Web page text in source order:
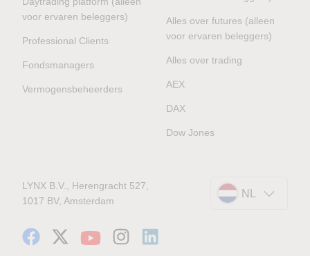
voor ervaren beleggers)
Professional Clients
Fondsmanagers
Vermogensbeheerders
Alles over futures (alleen
voor ervaren beleggers)
Alles over trading
AEX
DAX
Dow Jones
LYNX B.V., Herengracht 527,
1017 BV, Amsterdam
NL